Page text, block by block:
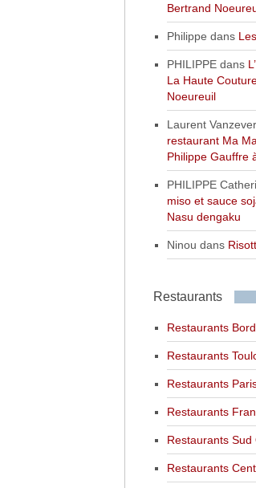
Bertrand
Philippe dans
PHILIPPEdans
La Haute
Noeureuil
Laurent
restaurant Ma
Philippe Gauffre
PHILIPPE
miso et sauce
Nasu dengaku
Ninou dans
Restaurants
Restaurants
Restaurants
Restaurants
Restaurants
Restaurants Sud
Restaurants